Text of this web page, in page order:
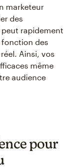
marketeur
des
peut rapidement
des
Ainsi, vos
même
audience
pour